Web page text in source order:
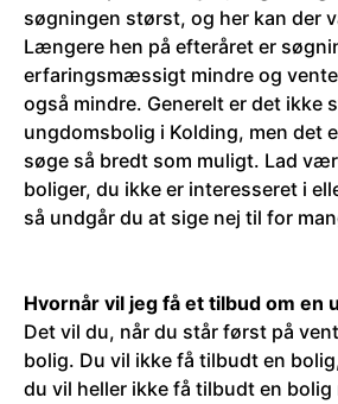
søgningen størst, og her kan der
Længere hen på efteråret er
erfaringsmæssigt mindre og
også mindre. Generelt er det ikke
ungdomsbolig i Kolding, men det
søge så bredt som muligt. Lad
boliger, du ikke er interesseret i
så undgår du at sige nej til for
Hvornår vil jeg få et tilbud om en
Det vil du, når du står først på
bolig. Du vil ikke få tilbudt en
du vil heller ikke få tilbudt en bolig